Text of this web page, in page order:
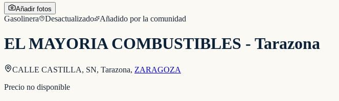
Añadir fotos
Gasolinera Desactualizado Añadido por la comunidad
EL MAYORIA COMBUSTIBLES - Tarazona
CALLE CASTILLA, SN, Tarazona, ZARAGOZA
Precio no disponible